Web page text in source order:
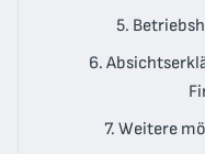
5.
6.
7. Weitere